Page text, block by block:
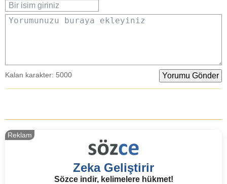
Bir isim giriniz
Yorumunuzu buraya ekleyiniz
Kalan karakter: 5000
Zeka Geliştirir
Sözce indir, kelimelere hükmet!
Reklam